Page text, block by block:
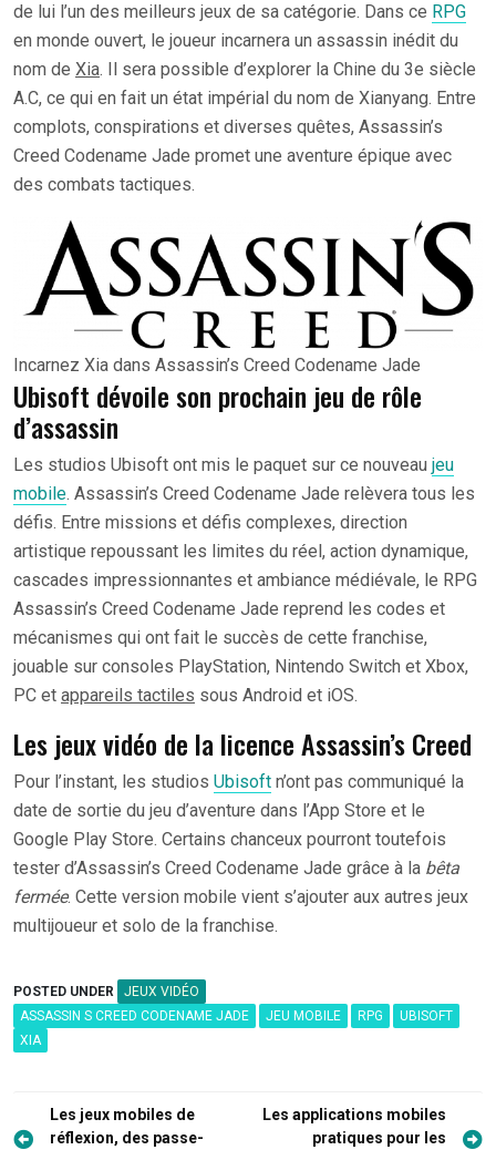
de lui l’un des meilleurs jeux de sa catégorie. Dans ce RPG
en monde ouvert, le joueur incarnera un assassin inédit du
nom de Xia. Il sera possible d’explorer la Chine du 3e siècle
A.C, ce qui en fait un état impérial du nom de Xianyang. Entre
complots, conspirations et diverses quêtes, Assassin’s
Creed Codename Jade promet une aventure épique avec
des combats tactiques.
Incarnez Xia dans Assassin’s Creed Codename Jade
Ubisoft dévoile son prochain jeu de rôle
d’assassin
Les studios Ubisoft ont mis le paquet sur ce nouveau jeu
mobile. Assassin’s Creed Codename Jade relèvera tous les
défis. Entre missions et défis complexes, direction
artistique repoussant les limites du réel, action dynamique,
cascades impressionnantes et ambiance médiévale, le RPG
Assassin’s Creed Codename Jade reprend les codes et
mécanismes qui ont fait le succès de cette franchise,
jouable sur consoles PlayStation, Nintendo Switch et Xbox,
PC et appareils tactiles sous Android et iOS.
Les jeux vidéo de la licence Assassin’s Creed
Pour l’instant, les studios Ubisoft n’ont pas communiqué la
date de sortie du jeu d’aventure dans l’App Store et le
Google Play Store. Certains chanceux pourront toutefois
tester d’Assassin’s Creed Codename Jade grâce à la bêta
fermée. Cette version mobile vient s’ajouter aux autres jeux
multijoueur et solo de la franchise.
POSTED UNDER
JEUX VIDÉO
ASSASSIN S CREED CODENAME JADE
JEU MOBILE RPG
UBISOFT
XIA
Navigation
Les jeux mobiles de
réflexion, des passe-
Les applications mobiles
pratiques pour les